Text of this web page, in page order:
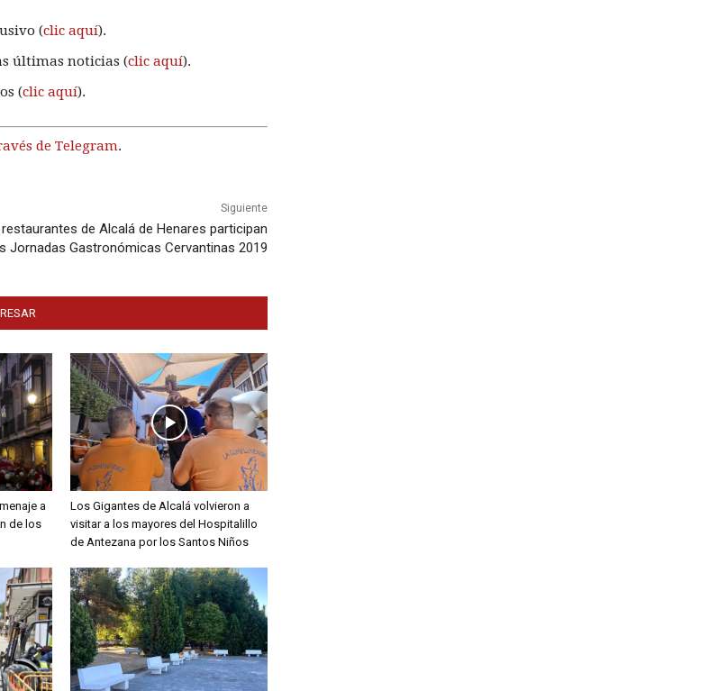
(clic aquí).
últimas noticias (clic aquí).
(clic aquí).
de Telegram.
Siguiente
de Alcalá de Henares participan
Jornadas Gastronómicas Cervantinas 2019
a
de los
Los Gigantes de Alcalá volvieron a
visitar a los mayores del Hospitalillo
de Antezana por los Santos Niños